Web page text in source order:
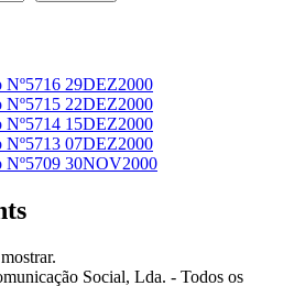
Nº5716 29DEZ2000
Nº5715 22DEZ2000
Nº5714 15DEZ2000
Nº5713 07DEZ2000
Nº5709 30NOV2000
Social, Lda. - Todos os